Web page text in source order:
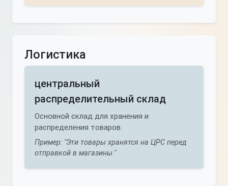
Логистика
центральный
распределительный склад
Основной склад для хранения и
распределения товаров.
Пример: "Эти товары хранятся на ЦРС перед
отправкой в магазины."